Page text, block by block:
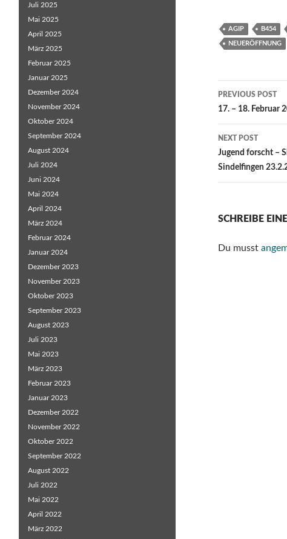
AGIP B454
NEUERÖFFNUNG
Post
PREVIOUS POST
17. – 18. Februar
NEXT POST
Jugend forscht –
Sindelfingen
SCHREIBE
Du musst
Juli 2025
Mai 2025
April 2025
März 2025
Februar 2025
Januar 2025
Dezember 2024
November 2024
Oktober 2024
September 2024
August 2024
Juli 2024
Juni 2024
Mai 2024
April 2024
März 2024
Februar 2024
Januar 2024
Dezember 2023
November 2023
Oktober 2023
September 2023
August 2023
Juli 2023
Mai 2023
März 2023
Februar 2023
Januar 2023
Dezember 2022
November 2022
Oktober 2022
September 2022
August 2022
Juli 2022
Mai 2022
April 2022
März 2022